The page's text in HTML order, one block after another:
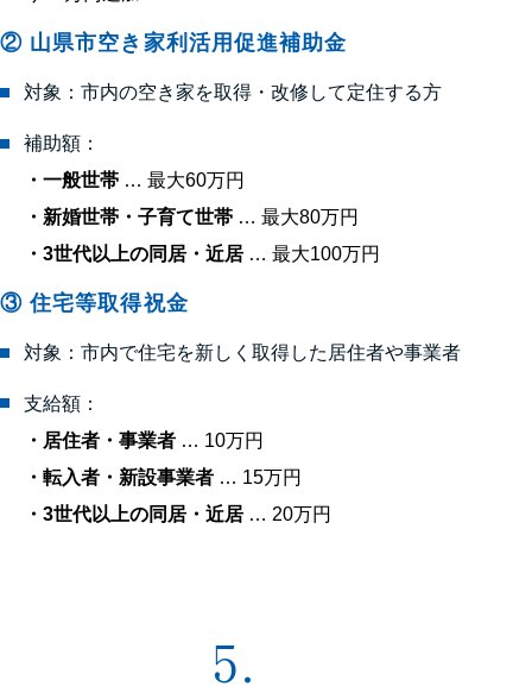
② 山県市空き家利活用促進補助金
対象：市内の空き家を取得・改修して定住する方
補助額：
・一般世帯 … 最大60万円
・新婚世帯・子育て世帯 … 最大80万円
・3世代以上の同居・近居 … 最大100万円
③ 住宅等取得祝金
対象：市内で住宅を新しく取得した居住者や事業者
支給額：
・居住者・事業者 … 10万円
・転入者・新設事業者 … 15万円
・3世代以上の同居・近居 … 20万円
5.